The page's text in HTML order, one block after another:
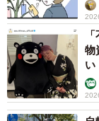
を消させた」（
もらった」（
（18.5％）がラ
制裁する方法、
う傾向が見られ
物
い